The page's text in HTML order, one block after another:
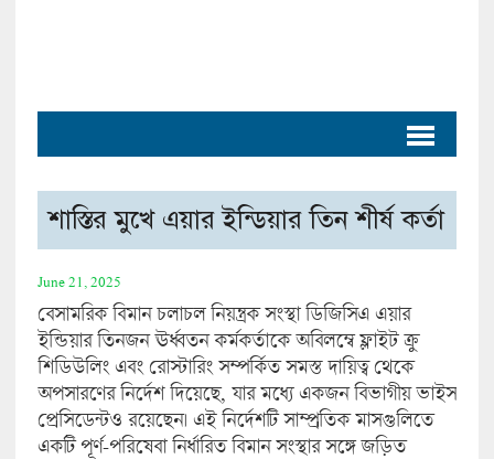
শাস্তির মুখে এয়ার ইন্ডিয়ার তিন শীর্ষ কর্তা
June 21, 2025
বেসামরিক বিমান চলাচল নিয়ন্ত্রক সংস্থা ডিজিসিএ এয়ার
ইন্ডিয়ার তিনজন ঊর্ধ্বতন কর্মকর্তাকে অবিলম্বে ফ্লাইট ক্রু
শিডিউলিং এবং রোস্টারিং সম্পর্কিত সমস্ত দায়িত্ব থেকে
অপসারণের নির্দেশ দিয়েছে, যার মধ্যে একজন বিভাগীয় ভাইস
প্রেসিডেন্টও রয়েছেন। এই নির্দেশটি সাম্প্রতিক মাসগুলিতে
একটি পূর্ণ-পরিষেবা নির্ধারিত বিমান সংস্থার সঙ্গে জড়িত